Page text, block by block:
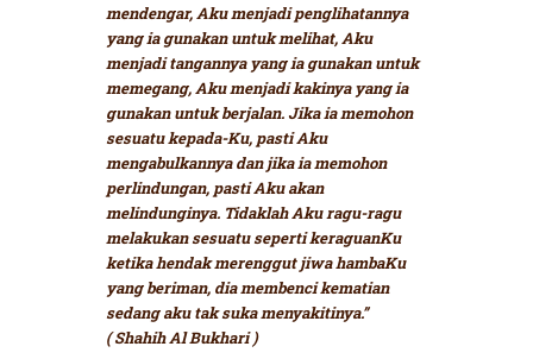
mendengar, Aku menjadi penglihatannya
yang ia gunakan untuk melihat, Aku
menjadi tangannya yang ia gunakan untuk
memegang, Aku menjadi kakinya yang ia
gunakan untuk berjalan. Jika ia memohon
sesuatu kepada-Ku, pasti Aku
mengabulkannya dan jika ia memohon
perlindungan, pasti Aku akan
melindunginya. Tidaklah Aku ragu-ragu
melakukan sesuatu seperti keraguanKu
ketika hendak merenggut jiwa hambaKu
yang beriman, dia membenci kematian
sedang aku tak suka menyakitinya.”
( Shahih Al Bukhari )